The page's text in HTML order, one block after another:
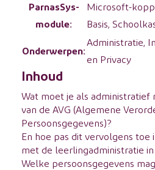
ParnasSys-
module:
Microsoft-
Basis,
Onderwerpen:
Administratie,
en Privacy
Inhoud
Wat moet je als
van de AVG (Algemene
Persoonsgegevens)?
En hoe pas dit vervolgens toe
met de leerlingadministratie in
Welke persoonsgegevens